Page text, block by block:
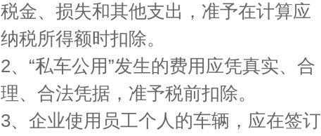
税金、损失和其他支出，准予在计算应
纳税所得额时扣除。
2、“私车公用”发生的费用应凭真实、合
理、合法凭据，准予税前扣除。
3、企业使用员工个人的车辆，应在签订